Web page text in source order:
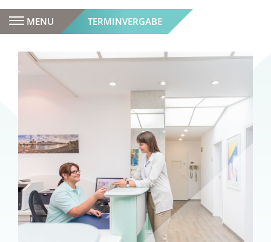
MENU TERMINVERGABE